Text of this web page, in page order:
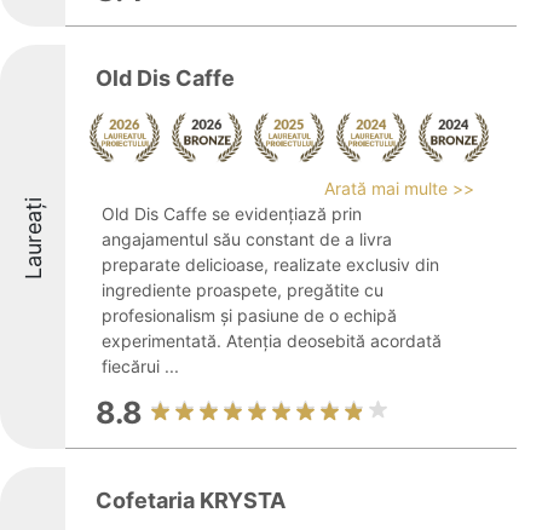
Laureați
Old Dis Caffe
Arată mai multe >>
Old Dis Caffe se evidențiază prin
angajamentul său constant de a livra
preparate delicioase, realizate exclusiv din
ingrediente proaspete, pregătite cu
profesionalism și pasiune de o echipă
experimentată. Atenția deosebită acordată
fiecărui ...
8.8
Cofetaria KRYSTA